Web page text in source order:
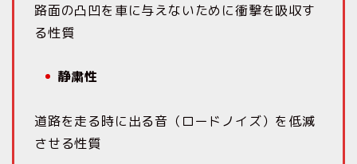
路面の凸凹を車に与えないために衝撃を吸収す
る性質
静粛性
道路を走る時に出る音（ロードノイズ）を低減
させる性質